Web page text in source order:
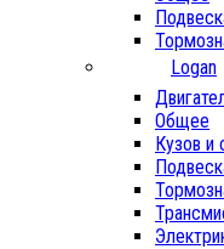
Logan
Общее
Кузов и